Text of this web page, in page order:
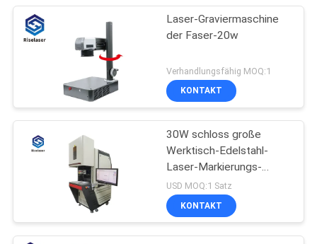
Laser-Graviermaschine
der Faser-20w
Verhandlungsfähig MOQ:1
KONTAKT
30W schloss große
Werktisch-Edelstahl-
Laser-Markierungs-
Maschine für Metalle ein
USD MOQ:1 Satz
KONTAKT